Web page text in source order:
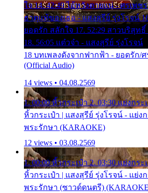
ใจ 14. 42:49 ไอ้หวังตายแน่ - ศรเพช
ธาตุแท้ของเธอ - แสงสุรีย์ รุ่งโรจน์
ยอดรัก สลักใจ 17. 52:29 สาวบริสุท
18. 56:05 แต๋วจ๋า - แสงสุรีย์ รุ่งโรจน์
18 บทเพลงดังจากฟากฟ้า - ยอดรัก/
(Official Audio)
14 views • 04.08.2569
1. 00:00 หิ้วกระเป๋า 2. 03:30 แย่งกระ
หิ้วกระเป๋า | แสงสุรีย์ รุ่งโรจน์ - แย่ง
พระรักษา (KARAOKE)
12 views • 03.08.2569
1. 00:00 หิ้วกระเป๋า 2. 03:30 แย่งกระ
หิ้วกระเป๋า | แสงสุรีย์ รุ่งโรจน์ - แย่ง
พระรักษา (ซาวด์ดนตรี)